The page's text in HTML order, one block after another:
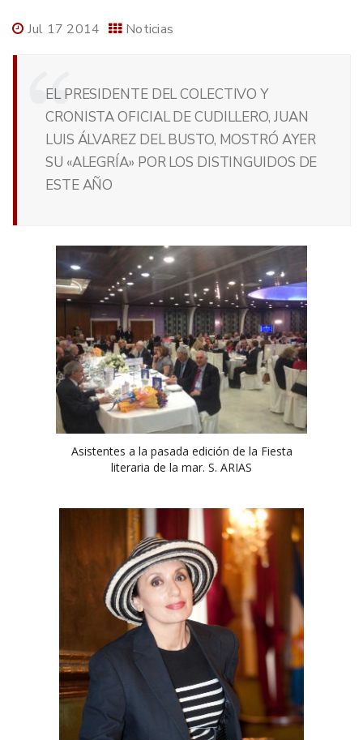
Jul 17 2014 Noticias
EL PRESIDENTE DEL COLECTIVO Y
CRONISTA OFICIAL DE CUDILLERO, JUAN
LUIS ÁLVAREZ DEL BUSTO, MOSTRÓ AYER
SU «ALEGRÍA» POR LOS DISTINGUIDOS DE
ESTE AÑO
Asistentes a la pasada edición de la Fiesta
literaria de la mar. S. ARIAS